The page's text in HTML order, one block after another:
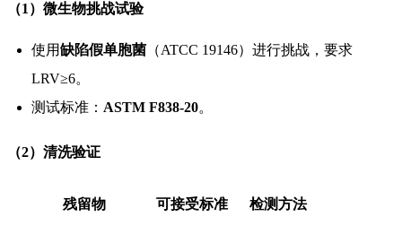
（1）微生物挑战试验
使用缺陷假单胞菌 （ATCC 19146）进行挑战，要求
LRV≥6。
测试标准： ASTM F838-20。
（2）清洗验证
残留物 可接受标准 检测方法